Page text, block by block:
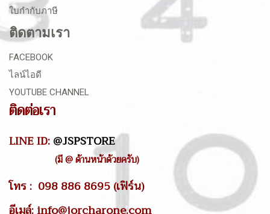
ใบกำกับภาษี
ติดตามเรา
FACEBOOK
ไลน์ไอดี
YOUTUBE CHANNEL
ติดต่อเรา
LINE ID:@JSPSTORE
(มี @ ด้านหน้าด้วยครับ)
โทร : 098 886 8695 (เฟิร์น)